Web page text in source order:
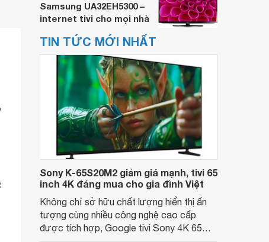
Samsung UA32EH5300 –
internet tivi cho mọi nhà
TIN TỨC MỚI NHẤT
Sony K-65S20M2 giảm giá mạnh, tivi 65
inch 4K đáng mua cho gia đình Việt
Không chỉ sở hữu chất lượng hiển thị ấn
tượng cùng nhiều công nghệ cao cấp
được tích hợp, Google tivi Sony 4K 65